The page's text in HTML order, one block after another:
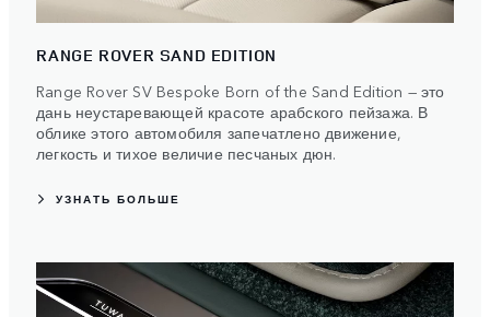
RANGE ROVER SAND EDITION
Range Rover SV Bespoke Born of the Sand Edition — это
дань неустаревающей красоте арабского пейзажа. В
облике этого автомобиля запечатлено движение,
легкость и тихое величие песчаных дюн.
УЗНАТЬ БОЛЬШЕ